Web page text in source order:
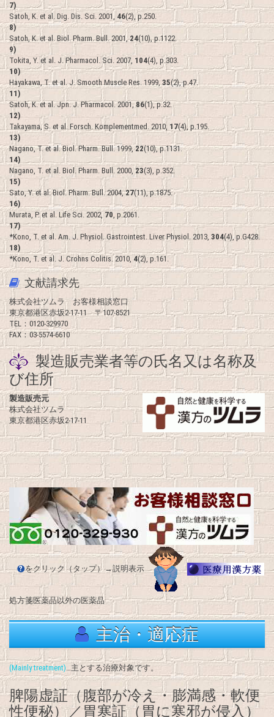
7)
Satoh, K. et al. Dig. Dis. Sci. 2001, 46(2), p.250.
8)
Satoh, K. et al. Biol. Pharm. Bull. 2001,24(10), p.1122.
9)
Tokita, Y. et al. J. Pharmacol. Sci. 2007, 104(4), p.303.
10)
Hayakawa, T. et al. J. Smooth Muscle Res. 1999,35(2), p.47.
11)
Satoh, K. et al. Jpn. J. Pharmacol. 2001,86(1), p.32.
12)
Takayama, S. et al. Forsch. Komplementmed. 2010, 17(4), p.195.
13)
Nagano, T. et al. Biol. Pharm. Bull. 1999,22(10), p.1131.
14)
Nagano, T. et al. Biol. Pharm. Bull. 2000,23(3), p.352.
15)
Sato, Y. et al. Biol. Pharm. Bull. 2004,27(11), p.1875.
16)
Murata, P. et al. Life Sci. 2002,70, p.2061.
17)
*Kono, T. et al. Am. J. Physiol. Gastrointest. Liver Physiol. 2013, 304(4), p.G428.
18)
*Kono, T. et al. J. Crohns Colitis. 2010, 4(2), p.161.
文献請求先
株式会社ツムラ お客様相談窓口
東京都港区赤坂2-17-11 〒107-8521
TEL：0120-329970
FAX：03-5574-6610
製造販売業者等の氏名又は名称及
び住所
製造販売元
株式会社ツムラ
東京都港区赤坂2-17-11
をクリック（タップ）→説明表示
処方箋医薬品以外の医薬品
主治・適応症
(Mainly treatment)…主とする治療対象です。
脾陽虚証（腹部が冷え・膨満感・軟便
性便秘）／胃寒証（胃に寒邪が侵入）